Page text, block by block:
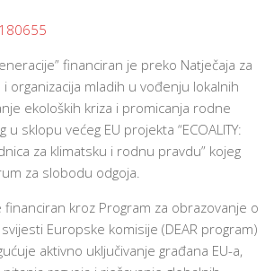
financiran je preko Natječaja za
organizacija mladih u vođenju lokalnih
ekoloških kriza i promicanja rodne
sklopu većeg EU projekta “ECOALITY:
za klimatsku i rodnu pravdu” kojeg
za slobodu odgoja.
financiran kroz Program za obrazovanje o
Europske komisije (DEAR program)
aktivno uključivanje građana EU-a,